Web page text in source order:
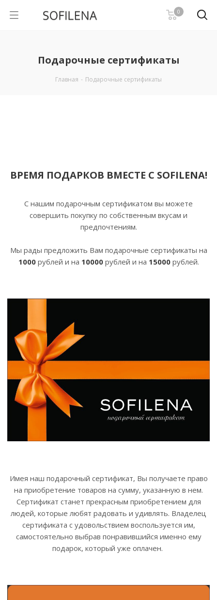
0
Подарочные сертификаты
Главная - Подарочные сертификаты
ВРЕМЯ ПОДАРКОВ ВМЕСТЕ С SOFILENA!
С нашим подарочным сертификатом вы можете
совершить покупку по собственным вкусам и
предпочтениям.
Мы рады предложить Вам подарочные сертификаты на
1000 рублей и на 10000 рублей и на 15000 рублей.
Имея наш подарочный сертификат, Вы получаете право
на приобретение товаров на сумму, указанную в нем.
Сертификат станет прекрасным приобретением для
людей, которые любят радовать и удивлять. Владелец
сертификата с удовольствием воспользуется им,
самостоятельно выбрав понравившийся именно ему
подарок, который уже оплачен.